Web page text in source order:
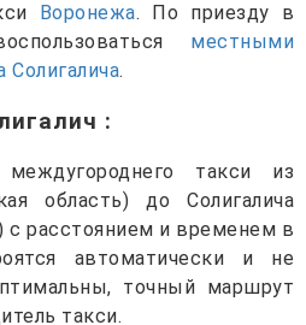
Воронежа. По приезду в
местными
Солигалича.
:
такси из
область) до Солигалича
с расстоянием и временем в
автоматически и не
точный маршрут
такси.